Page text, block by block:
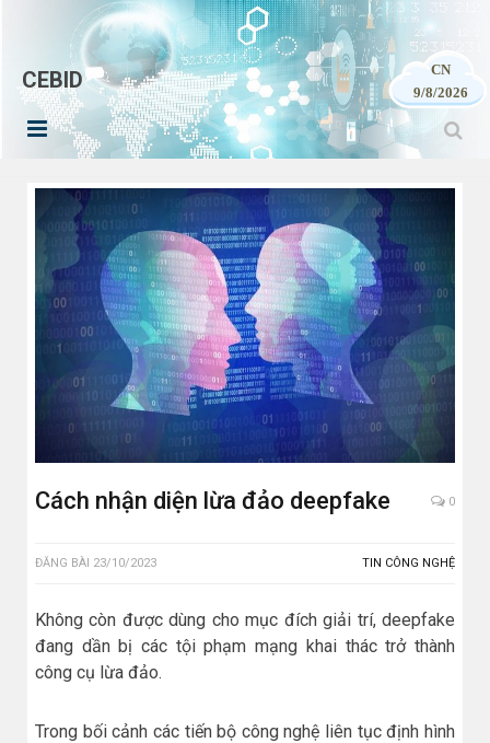
CEBID
CN
9/8/2026
Cách nhận diện lừa đảo deepfake 0
ĐĂNG BÀI 23/10/2023 TIN CÔNG NGHỆ
Không còn được dùng cho mục đích giải trí, deepfake
đang dần bị các tội phạm mạng khai thác trở thành
công cụ lừa đảo.
Trong bối cảnh các tiến bộ công nghệ liên tục định hình